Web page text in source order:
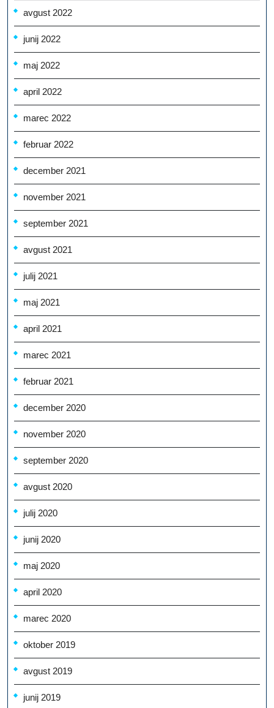
avgust 2022
junij 2022
maj 2022
april 2022
marec 2022
februar 2022
december 2021
november 2021
september 2021
avgust 2021
julij 2021
maj 2021
april 2021
marec 2021
februar 2021
december 2020
november 2020
september 2020
avgust 2020
julij 2020
junij 2020
maj 2020
april 2020
marec 2020
oktober 2019
avgust 2019
junij 2019